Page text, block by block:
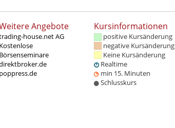
Angebote
house.net AG
Kostenlose
Börsenseminare
poppress.de
Kursinformationen
positive Kursänderung
negative Kursänderung
Keine Kursänderung
Realtime
min 15. Minuten
Schlusskurs